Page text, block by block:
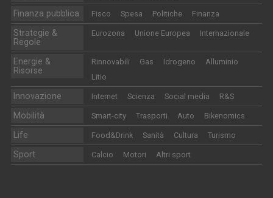
Finanza pubblica Fisco Spesa Politiche Finanza
Strategie &
Regole
Eurozona Unione Europea Internazionale
Energie &
Risorse
Rinnovabili Gas Idrogeno
Alluminio
Litio
Innovazione Internet Scienza Social media R&S
Mobilità Smart-city Trasporti Auto Bikenomics
Life Food&Drink Sanità Cultura Turismo
Sport Calcio Motori Altri sport